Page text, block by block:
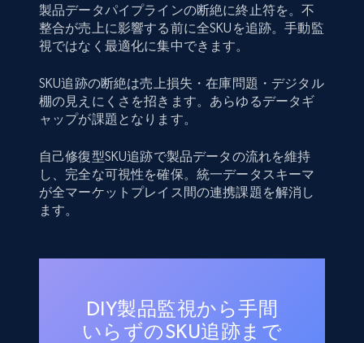
製品データパイプラインの断絶に終止符を。不
整合が売上に影響する前に全SKUを追跡。手動監
視ではなく最適化に集中できます。
SKU追跡の断絶は売上損失・在庫問題・デジタル
棚の見えにくさを招きます。あらゆるデータギ
ャップが課題となります。
自己修復型SKU追跡で製品データの流れを維持
し、完全な可視性を確保。統一データスキーマ
が全マーケットプレイス間の連携課題を解消し
ます。
DIY製品監視から手間
いらずのSKU追跡まで